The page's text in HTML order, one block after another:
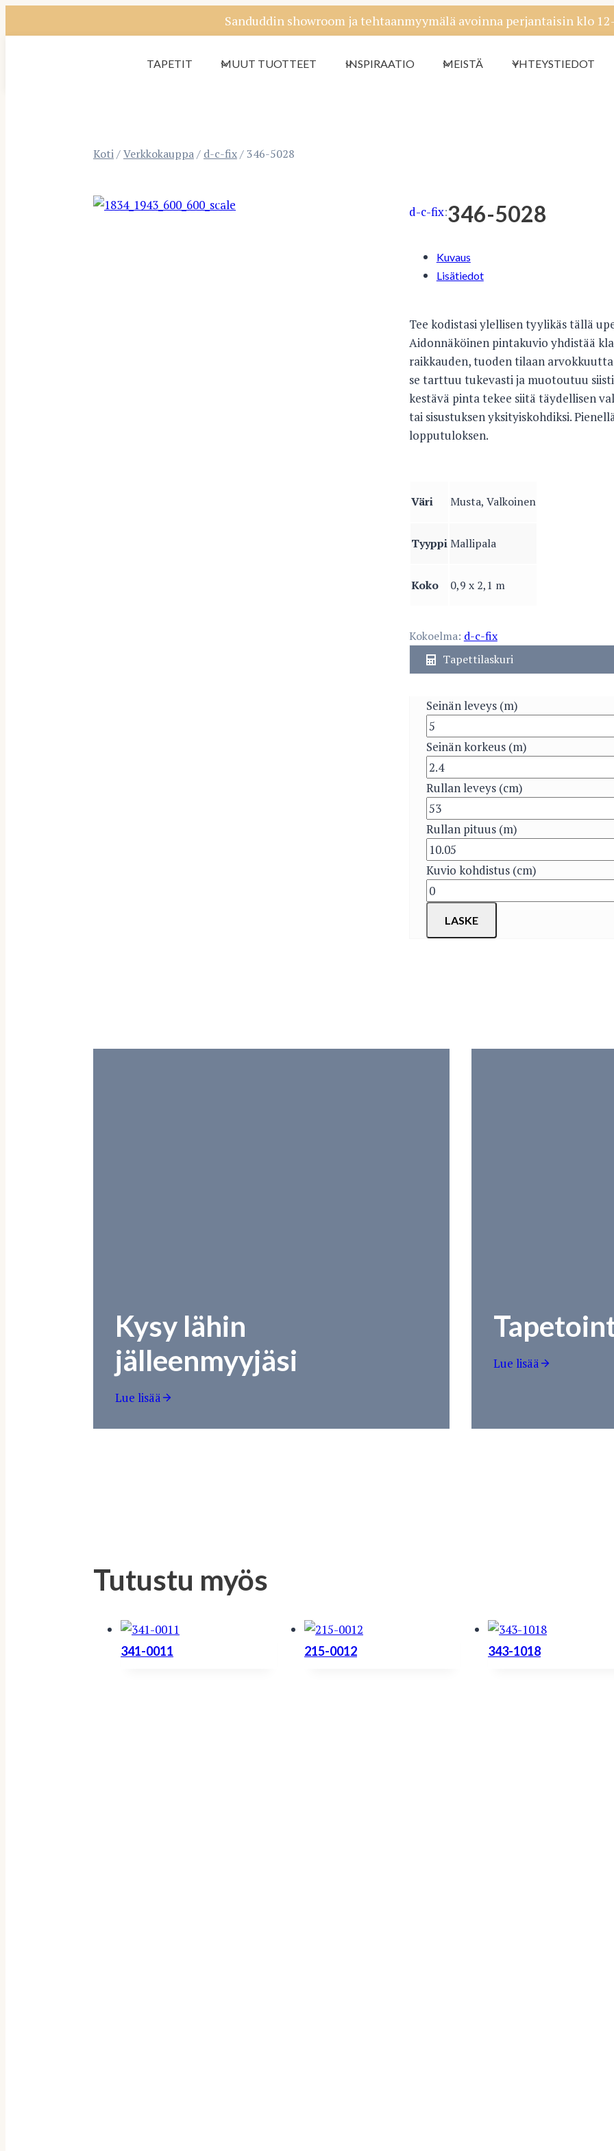
sisältöön
Sanduddin showroom ja tehtaanmyymälä avoinna perjantaisin klo
TAPETIT MUUT TUOTTEET INSPIRAATIO MEISTÄ YHTEYSTIEDOT
Koti/Verkkokauppa/ d-c-fix/ 346-5028
d-c-fix:346-5028
Kuvaus
Lisätiedot
Tee kodistasi ylellisen tyylikäs tällä
Aidonnäköinen pintakuvio yhdistää
raikkauden, tuoden tilaan
se tarttuu tukevasti ja muotoutuu
kestävä pinta tekee siitä täydellisen
tai sisustuksen yksityiskohdiksi.
lopputuloksen.
Väri Musta, Valkoinen
TyyppiMallipala
Koko 0,9 x 2,1 m
Kokoelma: d-c-fix
Tapettilaskuri
Seinän leveys (m)
Seinän korkeus (m)
Rullan leveys (cm)
Rullan pituus (m)
Kuvio kohdistus (cm)
LASKE
Kysy lähin
jälleenmyyjäsi
Lue lisää
Lue lisää
Tutustu myös
341-0011 215-0012 343-1018